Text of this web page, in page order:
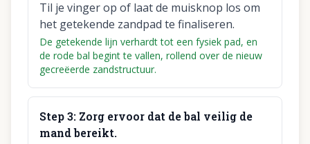
Til je vinger op of laat de muisknop los om
het getekende zandpad te finaliseren.
De getekende lijn verhardt tot een fysiek pad, en
de rode bal begint te vallen, rollend over de nieuw
gecreëerde zandstructuur.
Step3: Zorg ervoor dat de bal veilig de
mand bereikt.